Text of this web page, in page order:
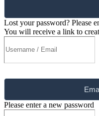
Lost your password? Please
You will receive a link to
Please enter a new password